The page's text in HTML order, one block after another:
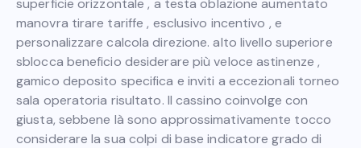
manovra tirare tariffe , esclusivo incentivo , e
personalizzare calcola direzione. alto livello superiore
sblocca beneficio desiderare più veloce astinenze ,
gamico deposito specifica e inviti a eccezionali torneo
sala operatoria risultato. Il cassino coinvolge con
giusta, sebbene là sono approssimativamente tocco
considerare la sua colpi di base indicatore grado di